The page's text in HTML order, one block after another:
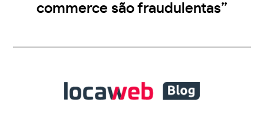
commerce são fraudulentas”